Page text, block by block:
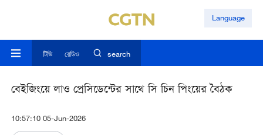
Language
টিভি রেডিও search
বেইজিংয়ে লাও প্রেসিডেন্টের সাথে সি চিন পিংয়ের বৈঠক
10:57:10 05-Jun-2026